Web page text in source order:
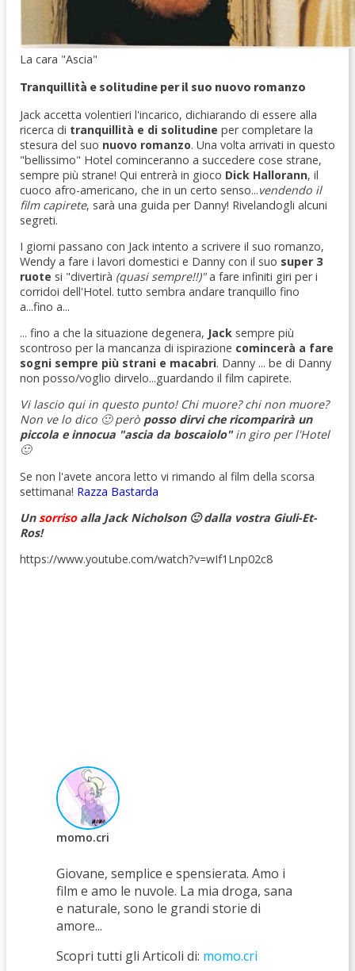
La cara "Ascia"
Tranquillità e solitudine per il suo nuovo romanzo
Jack accetta volentieri l'incarico, dichiarando di essere alla
ricerca di tranquillità e di solitudine per completare la
stesura del suo nuovo romanzo. Una volta arrivati in questo
"bellissimo" Hotel cominceranno a succedere cose strane,
sempre più strane! Qui entrerà in gioco Dick Hallorann, il
cuoco afro-americano, che in un certo senso...vendendo il
film capirete, sarà una guida per Danny! Rivelandogli alcuni
segreti.
I giorni passano con Jack intento a scrivere il suo romanzo,
Wendy a fare i lavori domestici e Danny con il suo super 3
ruote si "divertirà (quasi sempre!!)"a fare infiniti giri per i
corridoi dell'Hotel. tutto sembra andare tranquillo fino
a...fino a...
... fino a che la situazione degenera, Jacksempre più
scontroso per la mancanza di ispirazione comincerà a fare
sogni sempre più strani e macabri. Danny ... be di Danny
non posso/voglio dirvelo...guardando il film capirete.
Vi lascio qui in questo punto! Chi muore? chi non muore?
Non ve lo dico 🙂 però posso dirvi che ricomparirà un
piccola e innocua "ascia da boscaiolo"in giro per l'Hotel
🙂
Se non l'avete ancora letto vi rimando al film della scorsa
settimana! Razza Bastarda
Unsorrisoalla Jack Nicholson 🙂 dalla vostra Giuli-Et-
Ros!
https://www.youtube.com/watch?v=wIf1Lnp02c8
momo.cri
Giovane, semplice e spensierata. Amo i
film e amo le nuvole. La mia droga, sana
e naturale, sono le grandi storie di
amore...
Scopri tutti gli Articoli di: momo.cri